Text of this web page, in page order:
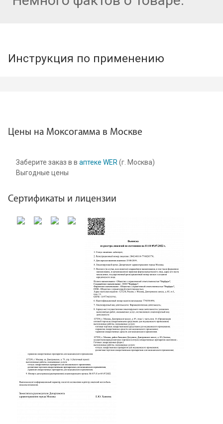
Инструкция по применению
Цены на Моксогамма в Москве
Заберите заказ в в аптеке WER (г. Москва)
Выгодные цены
Сертификаты и лицензии